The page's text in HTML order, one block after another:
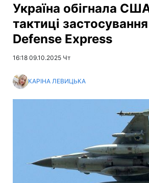
Україна обігнала
тактиці
Defense Express
16:18 09.10.2025 Чт
КАРІНА ЛЕВИЦЬКА